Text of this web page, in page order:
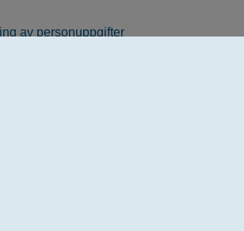
av personuppgifter